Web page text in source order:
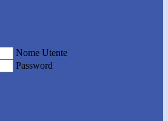
Nome Utente
Password